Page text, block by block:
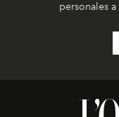
personales